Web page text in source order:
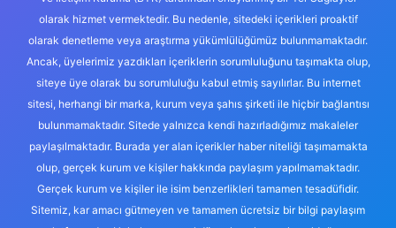
olarak hizmet vermektedir. Bu nedenle, sitedeki içerikleri proaktif
olarak denetleme veya araştırma yükümlülüğümüz bulunmamaktadır.
Ancak, üyelerimiz yazdıkları içeriklerin sorumluluğunu taşımakta olup,
siteye üye olarak bu sorumluluğu kabul etmiş sayılırlar. Bu internet
sitesi, herhangi bir marka, kurum veya şahıs şirketi ile hiçbir bağlantısı
bulunmamaktadır. Sitede yalnızca kendi hazırladığımız makaleler
paylaşılmaktadır. Burada yer alan içerikler haber niteliği taşımamakta
olup, gerçek kurum ve kişiler hakkında paylaşım yapılmamaktadır.
Gerçek kurum ve kişiler ile isim benzerlikleri tamamen tesadüfidir.
Sitemiz, kar amacı gütmeyen ve tamamen ücretsiz bir bilgi paylaşım